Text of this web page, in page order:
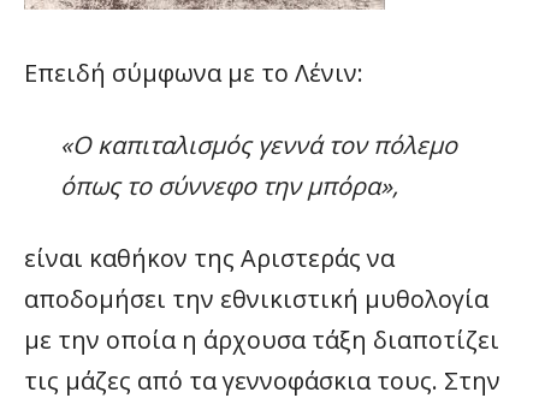
Επειδή σύμφωνα με το Λένιν:
«Ο καπιταλισμός γεννά τον πόλεμο
όπως το σύννεφο την μπόρα»,
είναι καθήκον της Αριστεράς να
αποδομήσει την εθνικιστική μυθολογία
με την οποία η άρχουσα τάξη διαποτίζει
τις μάζες από τα γεννοφάσκια τους. Στην